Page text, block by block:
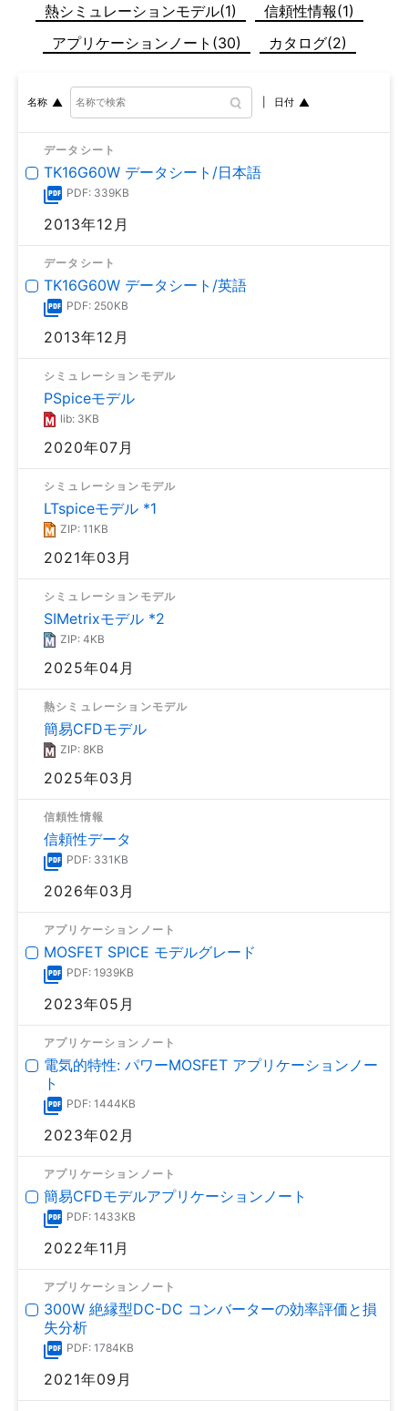
熱シミュレーションモデル(1)
信頼性情報(1)
アプリケーションノート(30)
カタログ(2)
名称 日付
データシート
TK16G60W データシート/日本語
PDF: 339KB
2013年12月
データシート
TK16G60W データシート/英語
PDF: 250KB
2013年12月
シミュレーションモデル
PSpiceモデル
lib: 3KB
2020年07月
シミュレーションモデル
LTspiceモデル *1
ZIP: 11KB
2021年03月
シミュレーションモデル
SIMetrixモデル *2
ZIP: 4KB
2025年04月
熱シミュレーションモデル
簡易CFDモデル
ZIP: 8KB
2025年03月
信頼性情報
信頼性データ
PDF: 331KB
2026年03月
アプリケーションノート
MOSFET SPICE モデルグレード
PDF: 1939KB
2023年05月
アプリケーションノート
電気的特性: パワーMOSFET アプリケーションノー
ト
PDF: 1444KB
2023年02月
アプリケーションノート
簡易CFDモデルアプリケーションノート
PDF: 1433KB
2022年11月
アプリケーションノート
300W 絶縁型DC-DC コンバーターの効率評価と損
失分析
PDF: 1784KB
2021年09月